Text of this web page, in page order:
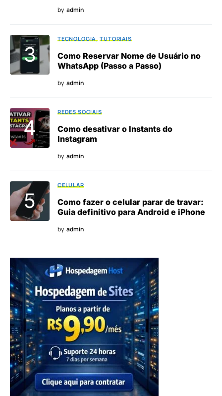
by admin
TECNOLOGIA TUTORIAIS
Como Reservar Nome de Usuário no
WhatsApp (Passo a Passo)
by admin
REDES SOCIAIS
Como desativar o Instants do
Instagram
by admin
CELULAR
Como fazer o celular parar de travar:
Guia definitivo para Android e iPhone
by admin